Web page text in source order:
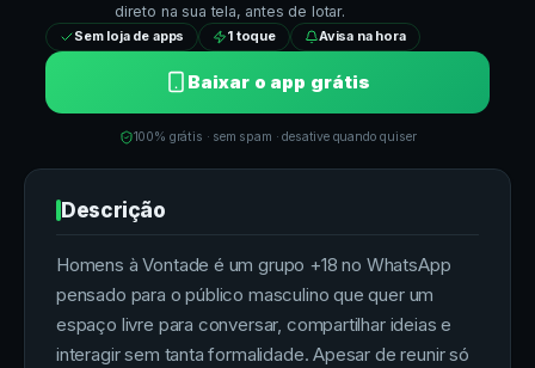
direto na sua tela, antes de lotar.
Sem loja de apps 1 toque Avisa na hora
Baixar o app grátis
100% grátis · sem spam · desative quando quiser
Descrição
Homens à Vontade é um grupo +18 no WhatsApp
pensado para o público masculino que quer um
espaço livre para conversar, compartilhar ideias e
interagir sem tanta formalidade. Apesar de reunir só